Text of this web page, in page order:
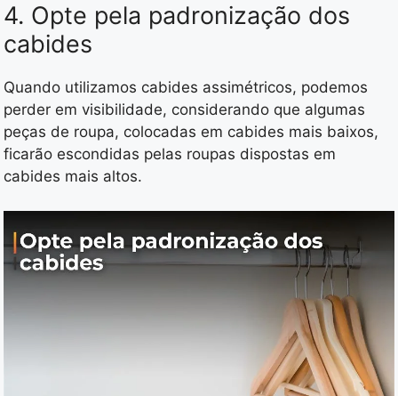
4. Opte pela padronização dos
cabides
Quando utilizamos cabides assimétricos, podemos
perder em visibilidade, considerando que algumas
peças de roupa, colocadas em cabides mais baixos,
ficarão escondidas pelas roupas dispostas em
cabides mais altos.